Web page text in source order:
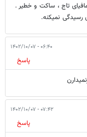
تاج ، ساکت و خطیر .
رسیدگی نمیکنه.
۰۶:۴۰ - ۱۴۰۲/۱۰/۰۷
پاسخ
۰۷:۴۲ - ۱۴۰۲/۱۰/۰۷
پاسخ